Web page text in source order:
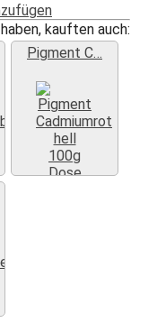
kauften auch:
Pigment C…